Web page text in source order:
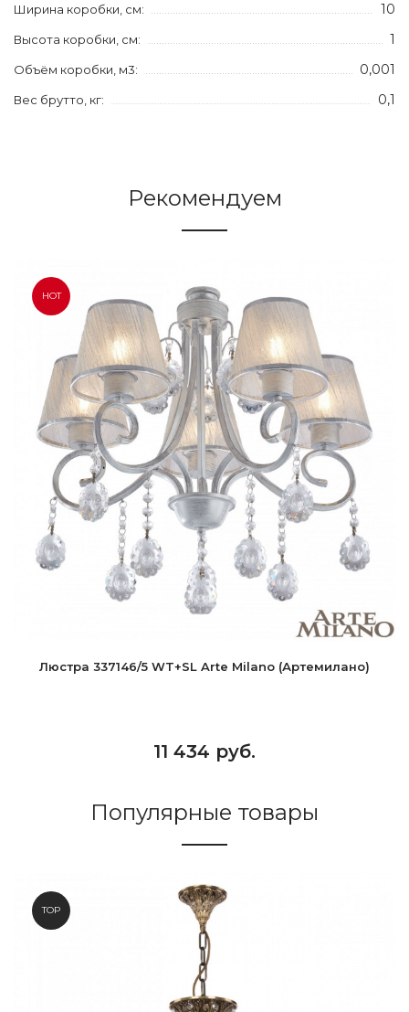
Ширина коробки, см: 10
Высота коробки, см: 1
Объём коробки, м3: 0,001
Вес брутто, кг: 0,1
Рекомендуем
HOT
Люстра 337146/5 WT+SL Arte Milano (Артемилано)
11 434 руб.
Популярные товары
TOP